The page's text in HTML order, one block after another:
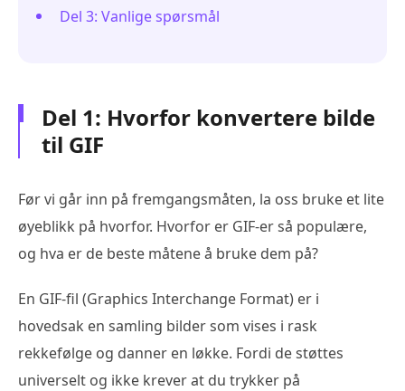
Del 3: Vanlige spørsmål
Del 1: Hvorfor konvertere bilde
til GIF
Før vi går inn på fremgangsmåten, la oss bruke et lite
øyeblikk på hvorfor. Hvorfor er GIF-er så populære,
og hva er de beste måtene å bruke dem på?
En GIF-fil (Graphics Interchange Format) er i
hovedsak en samling bilder som vises i rask
rekkefølge og danner en løkke. Fordi de støttes
universelt og ikke krever at du trykker på